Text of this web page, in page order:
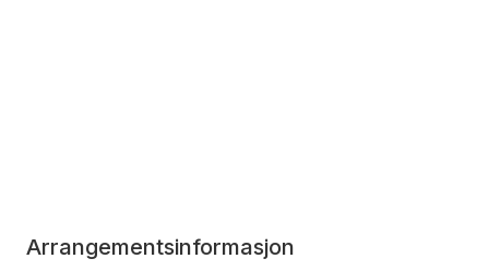
Arrangementsinformasjon